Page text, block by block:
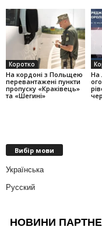
Коротко
На кордоні з Польщею
перевантажені пункти
пропуску «Краківець»
та «Шегині»
На
Вибір мови
Українська
Русский